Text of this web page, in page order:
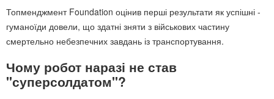
Топменджмент Foundation оцінив перші результати як успішні -
гуманоїди довели, що здатні зняти з військових частину
смертельно небезпечних завдань із транспортування.
Чому робот наразі не став
"суперсолдатом"?